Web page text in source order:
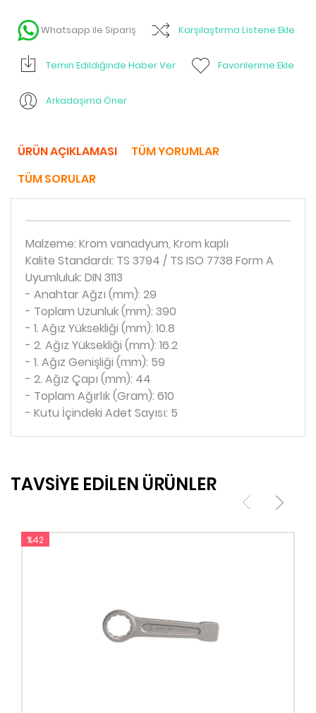
Whatsapp ile Sipariş Karşılaştırma Listene Ekle
Temin Edildiğinde Haber Ver Favorilerime Ekle
Arkadaşıma Öner
ÜRÜN AÇIKLAMASI
TÜM YORUMLAR
TÜM SORULAR
Malzeme: Krom vanadyum, Krom kaplı
Kalite Standardı: TS 3794 / TS ISO 7738 Form A
Uyumluluk: DIN 3113
- Anahtar Ağzı (mm): 29
- Toplam Uzunluk (mm): 390
- 1. Ağız Yüksekliği (mm): 10.8
- 2. Ağız Yüksekliği (mm): 16.2
- 1. Ağız Genişliği (mm): 59
- 2. Ağız Çapı (mm): 44
- Toplam Ağırlık (Gram): 610
- Kutu İçindeki Adet Sayısı: 5
TAVSİYE EDİLEN ÜRÜNLER
%42